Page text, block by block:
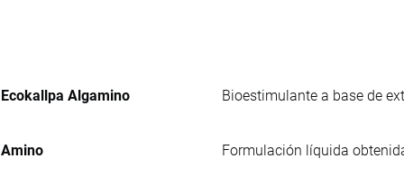
Ecokallpa Algamino Bioestimulante a base de
Amino Formulación líquida